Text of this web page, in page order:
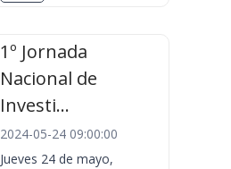
1º Jornada
Nacional de
Investi...
2024-05-24 09:00:00
Jueves 24 de mayo,